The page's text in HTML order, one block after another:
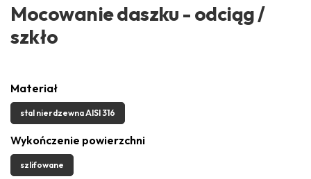
Mocowanie daszku - odciąg /
szkło
Materiał
stal nierdzewna AISI 316
Wykończenie powierzchni
szlifowane